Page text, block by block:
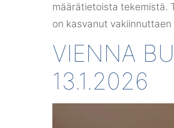
määrätietoista tekemistä.
on kasvanut
VIENNA
13.1.2026